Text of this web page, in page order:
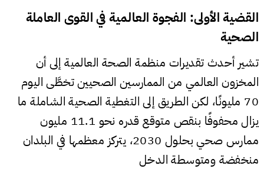
الصحية
تشير أحدث تقديرات منظمة الصحة العالمية إلى أن
المخزون العالمي من الممارسين الصحيين تخطَّى اليوم
70 مليونًا، لكن الطريق إلى التغطية الصحية الشاملة ما
يزال محفوفًا بنقص متوقع قدره نحو 11.1 مليون
ممارس صحي بحلول 2030، يتركز معظمها في البلدان
منخفضة ومتوسطة الدخل